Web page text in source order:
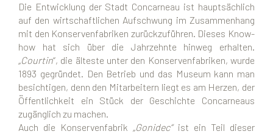
Die Entwicklung der Stadt Concarneau ist hauptsächlich
auf den wirtschaftlichen Aufschwung im Zusammenhang
mit den Konservenfabriken zurückzuführen. Dieses Know-
how hat sich über die Jahrzehnte hinweg erhalten.
„Courtin“, die älteste unter den Konservenfabriken, wurde
1893 gegründet. Den Betrieb und das Museum kann man
besichtigen, denn den Mitarbeitern liegt es am Herzen, der
Öffentlichkeit ein Stück der Geschichte Concarneaus
zugänglich zu machen.
Auch die Konservenfabrik „Gonidec“ist ein Teil dieser